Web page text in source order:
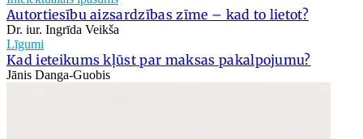
Autortiesību aizsardzības zīme – kad to lietot?
Dr. iur. Ingrīda Veikša
Līgumi
Kad ieteikums kļūst par maksas pakalpojumu?
Jānis Danga-Guobis